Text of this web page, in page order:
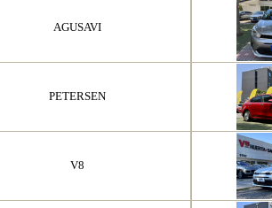
AGUSAVI
PETERSEN
V8